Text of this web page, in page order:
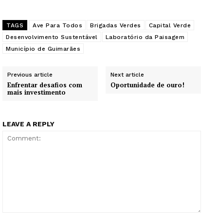
TAGS Ave Para Todos Brigadas Verdes
Capital Verde
Desenvolvimento Sustentável
Laboratório da Paisagem
Município de Guimarães
Previous article
Enfrentar desafios com
mais investimento
Next article
Oportunidade de ouro!
LEAVE A REPLY